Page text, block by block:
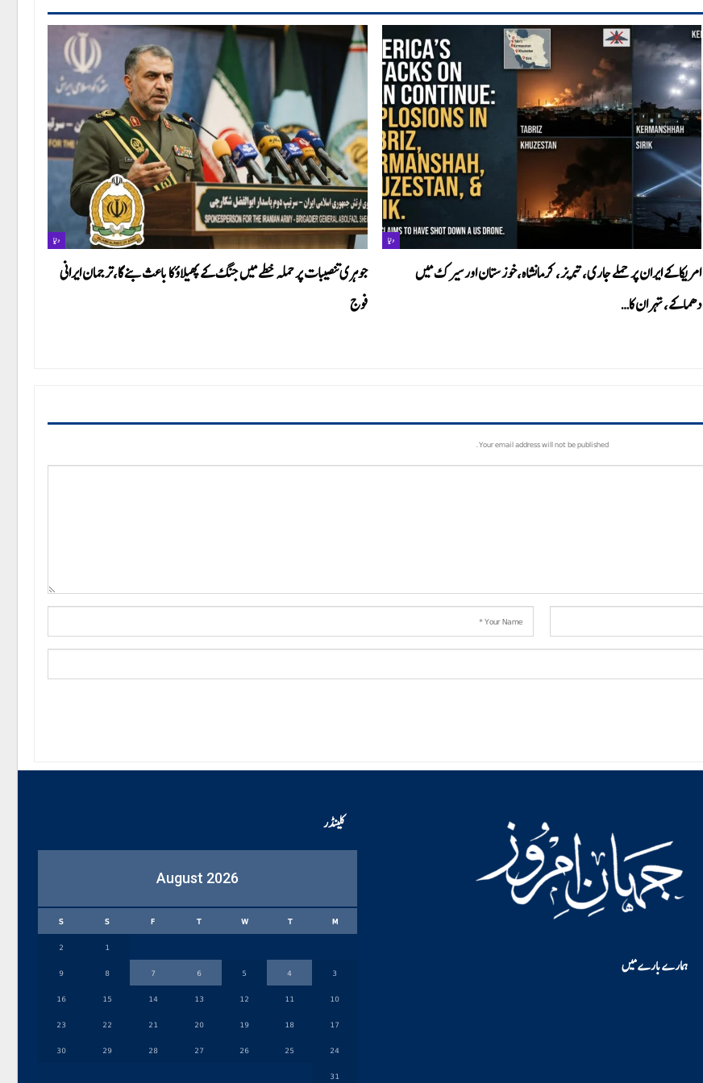
دنیا
جوہری تنصیبات پر حملہ خطے میں جنگ کے پھیلاؤ کا باعث بنے گا،ترجمان ایرانی
فوج
دنیا
امریکا کے ایران پر حملے جاری،تبریز، کرمانشاہ،خوزستان اور سیرک میں
دھماکے، تہران کا…
Your email address will not be published.
کلینڈر
August 2026
M
T
W
T
F
S
S
1
2
3
4
5
6
7
8
9
10
11
12
13
14
15
16
17
18
19
20
21
22
23
24
25
26
27
28
29
30
31
ہمارے بارے میں